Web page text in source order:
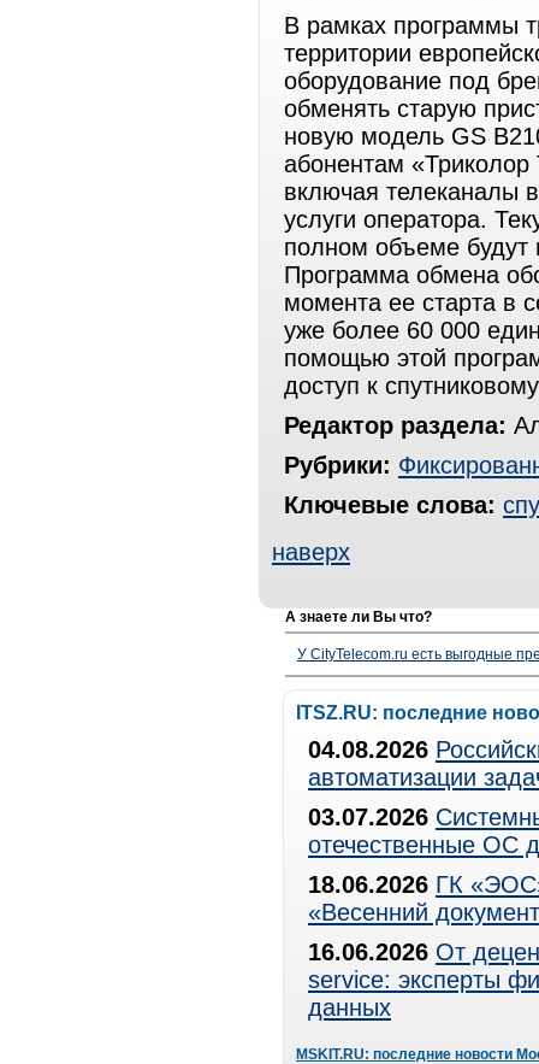
В рамках программы
территории
оборудование под
обменять старую
новую модель GS
абонентам
включая телеканалы
услуги оператора.
полном объеме будут
Программа обмена
момента ее старта в
уже более 60 000
помощью этой
доступ к
Редактор раздела:
Рубрики:
Ключевые слова:
наверх
А знаете ли Вы что?
У CityTelecom.ru есть выгодные
ITSZ.RU: последние
04.08.2026
автоматизации
03.07.2026
отечественные ОС
18.06.2026 ГК
«Весенний
16.06.2026 От
service: эксперты
данных
MSKIT.RU: последние новости